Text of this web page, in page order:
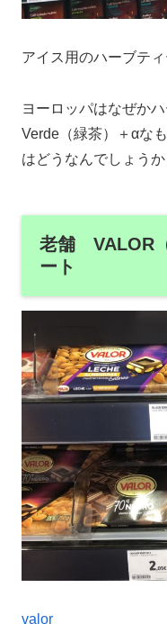
アイス用のハーブテ
ヨーロッパはなぜか
Verde（緑茶）＋αな
はどうなんでしょう
老舗 VALOR
ート
valor